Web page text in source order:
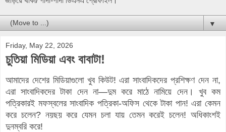
▼
Friday, May 22, 2026
চুতিয়া মিডিয়া এবং বাবাটা!
আমাদের দেশের মিডিয়াগুলো খুব কিউট! এরা সাংবাদিকদের প্রশিক্ষণ দেন না,
এরা সাংবাদিকদের টাকা দেন না—দুম করে মাঠে নামিয়ে দেন। খুব কম
পত্রিকারই মফস্বলের সাংবাদিক পত্রিকা-অফিস থেকে টাকা পান! এরা কেমন
করে চলেন? নয়ছয় করে যেমন চলা যায় তেমন করেই চলেন! অধিকাংশই
দুনম্বরি করে!